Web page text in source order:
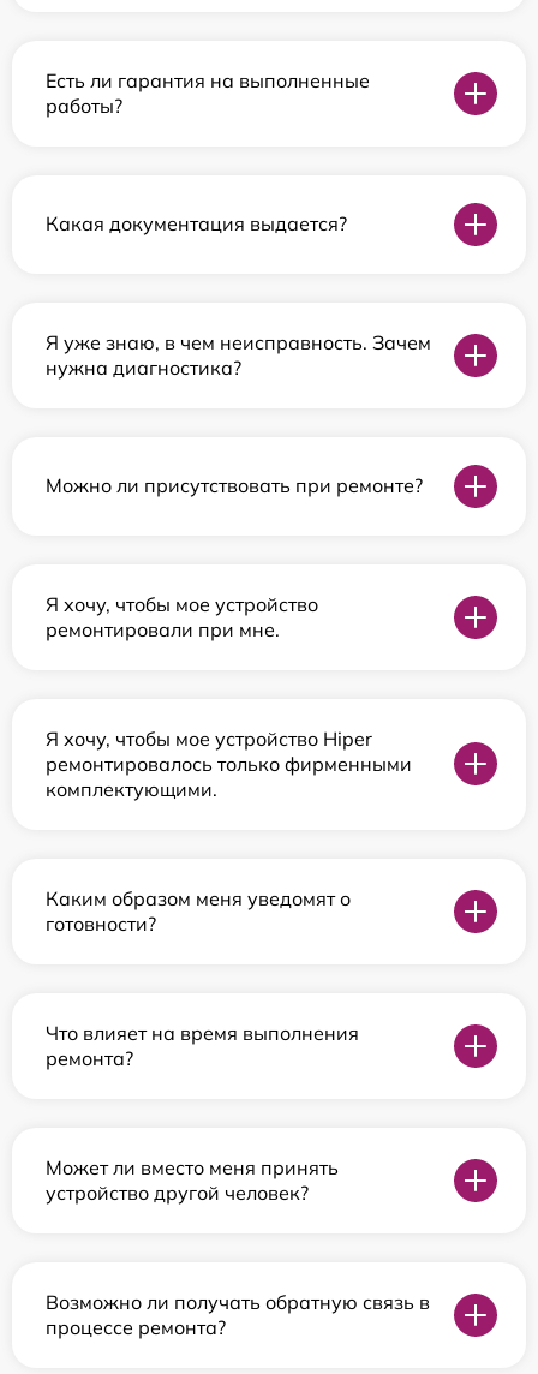
Есть ли гарантия на выполненные
работы?
Какая документация выдается?
Я уже знаю, в чем неисправность. Зачем
нужна диагностика?
Можно ли присутствовать при ремонте?
Я хочу, чтобы мое устройство
ремонтировали при мне.
Я хочу, чтобы мое устройство Hiper
ремонтировалось только фирменными
комплектующими.
Каким образом меня уведомят о
готовности?
Что влияет на время выполнения
ремонта?
Может ли вместо меня принять
устройство другой человек?
Возможно ли получать обратную связь в
процессе ремонта?